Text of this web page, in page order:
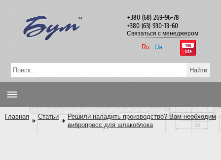
Ru Ua
+380 (68) 269-96-78
+380 (63) 930-13-60
Связаться с менеджером
Главная Статьи
Решили наладить производство? Вам необходим
вибропресс для шлакоблока